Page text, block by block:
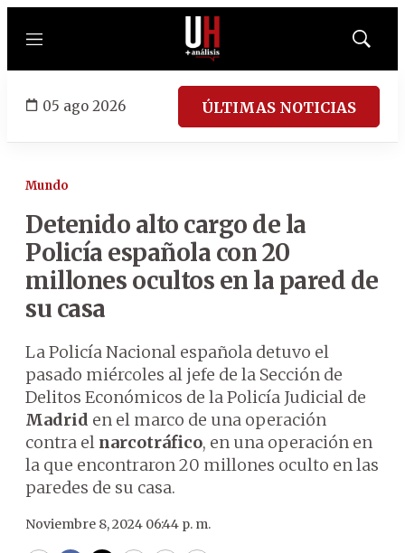
Menú
Mostrar
05 ago 2026 ÚLTIMAS NOTICIAS
Mundo
Detenido alto cargo de la
Policía española con 20
millones ocultos en la pared de
su casa
La Policía Nacional española detuvo el
pasado miércoles al jefe de la Sección de
Delitos Económicos de la Policía Judicial de
Madrid en el marco de una operación
contra el narcotráfico, en una operación en
la que encontraron 20 millones oculto en las
paredes de su casa.
Noviembre 8, 2024 06:44 p. m.